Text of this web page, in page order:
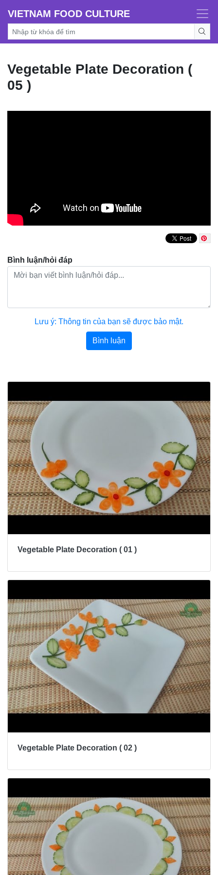
VIETNAM FOOD CULTURE
Vegetable Plate Decoration (
05 )
Bình luận/hỏi đáp
Lưu ý: Thông tin của bạn sẽ được bảo mật.
Bình luận
Vegetable Plate Decoration ( 01 )
Vegetable Plate Decoration ( 02 )